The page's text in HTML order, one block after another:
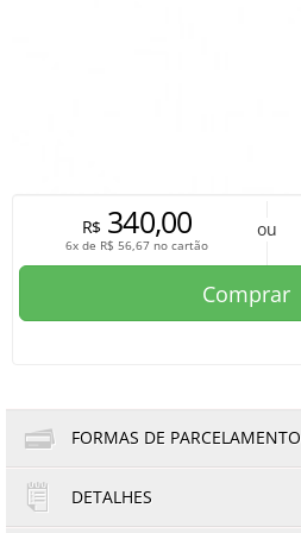
R$340,00
6x de R$ 56,67 no cartão
ou
Comprar
FORMAS DE PARCELAMENTO
1x de R$340,00
DETALHES